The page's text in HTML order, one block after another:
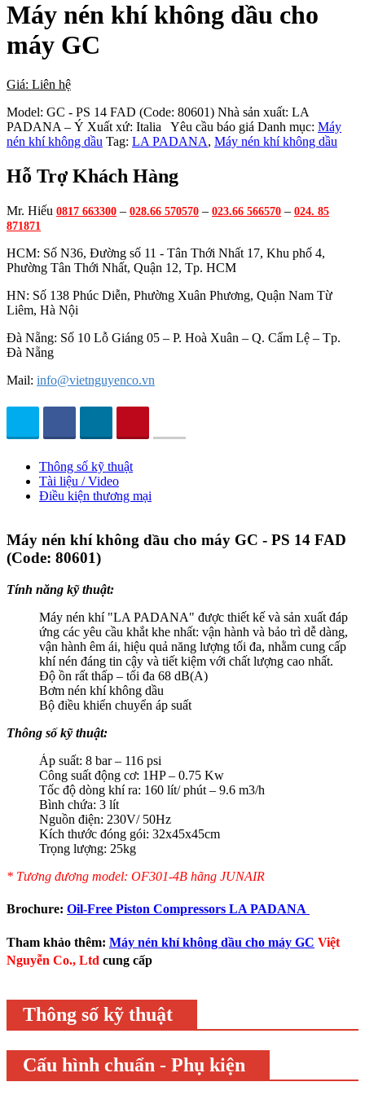
Máy nén khí không dầu cho
máy GC
Giá: Liên hệ
Model: GC - PS 14 FAD (Code: 80601) Nhà sản xuất: LA
PADANA – Ý Xuất xứ: Italia Yêu cầu báo giá Danh mục: Máy
nén khí không dầu Tag: LA PADANA, Máy nén khí không dầu
Hỗ Trợ Khách Hàng
Mr. Hiếu 0817 663300 – 028.66 570570 – 023.66 566570 – 024. 85
871871
HCM: Số N36, Đường số 11 - Tân Thới Nhất 17, Khu phố 4,
Phường Tân Thới Nhất, Quận 12, Tp. HCM
HN: Số 138 Phúc Diễn, Phường Xuân Phương, Quận Nam Từ
Liêm, Hà Nội
Đà Nẵng: Số 10 Lỗ Giáng 05 – P. Hoà Xuân – Q. Cẩm Lệ – Tp.
Đà Nẵng
Mail: info@vietnguyenco.vn
Thông số kỹ thuật
Tài liệu / Video
Điều kiện thương mại
Máy nén khí không dầu cho máy GC - PS 14 FAD
(Code: 80601)
Tính năng kỹ thuật:
Máy nén khí "LA PADANA" được thiết kế và sản xuất đáp
ứng các yêu cầu khắt khe nhất: vận hành và bảo trì dễ dàng,
vận hành êm ái, hiệu quả năng lượng tối đa, nhằm cung cấp
khí nén đáng tin cậy và tiết kiệm với chất lượng cao nhất.
Độ ồn rất thấp – tối đa 68 dB(A)
Bơm nén khí không dầu
Bộ điều khiển chuyển áp suất
Thông số kỹ thuật:
Áp suất: 8 bar – 116 psi
Công suất động cơ: 1HP – 0.75 Kw
Tốc độ dòng khí ra: 160 lít/ phút – 9.6 m3/h
Bình chứa: 3 lít
Nguồn điện: 230V/ 50Hz
Kích thước đóng gói: 32x45x45cm
Trọng lượng: 25kg
* Tương đương model: OF301-4B hãng JUNAIR
Brochure: Oil-Free Piston Compressors LA PADANA
Tham khảo thêm: Máy nén khí không dầu cho máy GC Việt
Nguyễn Co., Ltd cung cấp
Thông số kỹ thuật
Cấu hình chuẩn - Phụ kiện